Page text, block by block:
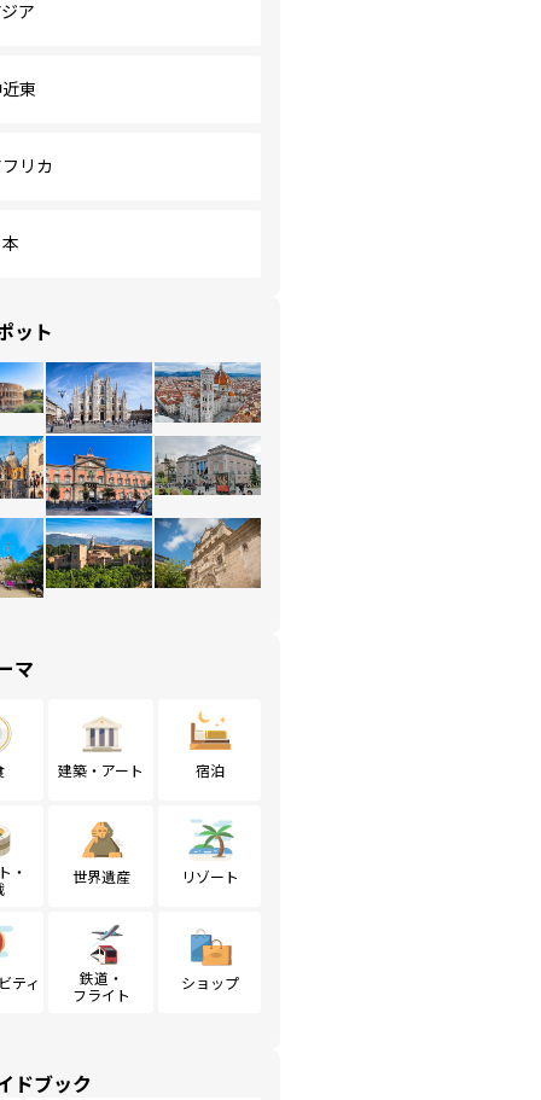
ア
東
リカ
ット
マ
建築・アート 宿泊
・
世界遺産 リゾート
ティ
鉄道・
フライト
ショップ
ドブック